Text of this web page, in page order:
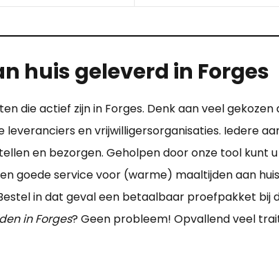
huis geleverd in Forges
die actief zijn in Forges. Denk aan veel gekozen
en vrijwilligersorganisaties. Iedere
en bezorgen. Geholpen door onze tool kunt
goede service voor (warme) maaltijden aan
in dat geval een betaalbaar proefpakket bij
in Forges? Geen probleem! Opvallend veel